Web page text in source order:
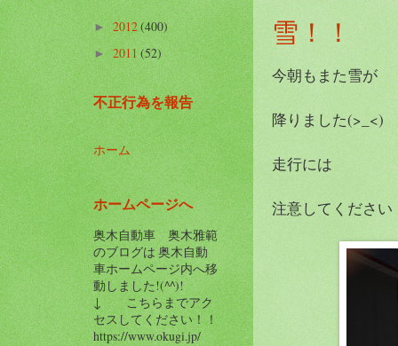
雪！！
今朝もまた雪が
降りました(>_<)
走行には
注意してください
► 2012(400)
►2011(52)
不正行為を報告
ホーム
ホームページへ
奥木自動車 奥木雅範
のブログは 奥木自動
車ホームページ内へ移
動しました!(^^)!
↓ こちらまでアク
セスしてください！！
https://www.okugi.jp/